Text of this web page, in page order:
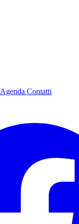
Agenda Contatti